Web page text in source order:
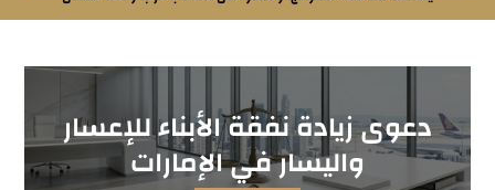
دعوى زيادة نفقة الأبناء للإعسار
واليسار في الإمارات